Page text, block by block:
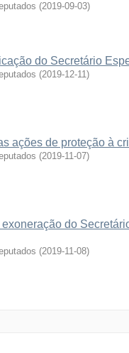
(2019-09-03)
do Secretário
(2019-12-11)
ações de proteção à
(2019-11-07)
do
(2019-11-08)